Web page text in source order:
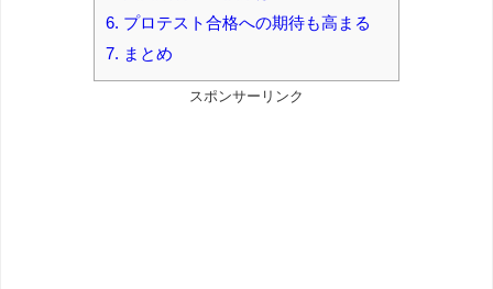
6. プロテスト合格への期待も高まる
7. まとめ
スポンサーリンク